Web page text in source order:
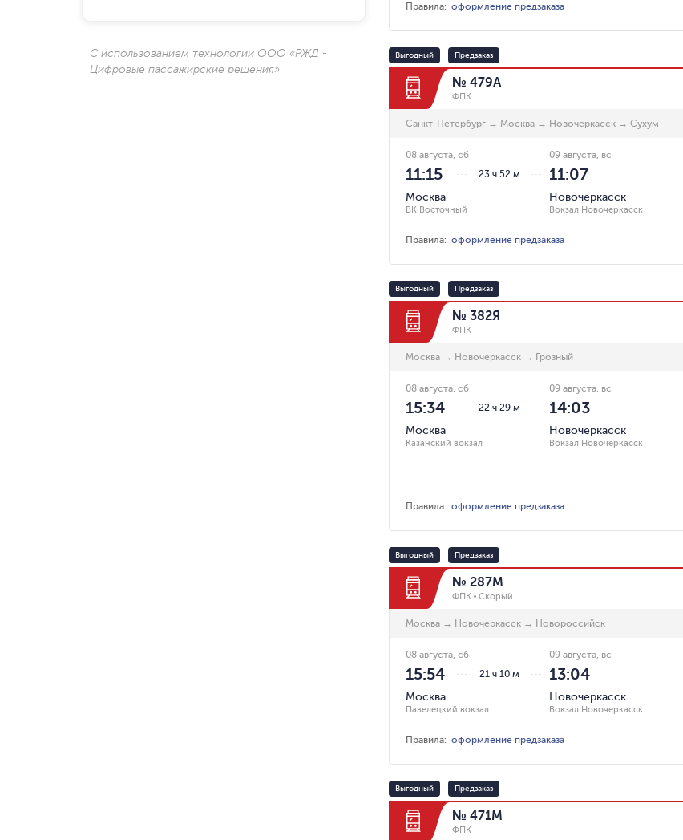
Правила:оформление предзаказа
Выгодный Предзаказ
№ 479А
ФПК
Санкт-Петербург → Москва → Новочеркасск → Сухум
23 ч 52 м
08 августа, сб
11:15
Москва
ВК Восточный
09 августа, вс
11:07
Новочеркасск
Вокзал Новочеркасск
Правила:оформление предзаказа
Выгодный Предзаказ
№ 382Я
ФПК
Москва → Новочеркасск → Грозный
22 ч 29 м
08 августа, сб
15:34
Москва
Казанский вокзал
09 августа, вс
14:03
Новочеркасск
Вокзал Новочеркасск
Правила:оформление предзаказа
Выгодный Предзаказ
№ 287М
ФПК Скорый
Москва → Новочеркасск → Новороссийск
21 ч 10 м
08 августа, сб
15:54
Москва
Павелецкий вокзал
09 августа, вс
13:04
Новочеркасск
Вокзал Новочеркасск
Правила:оформление предзаказа
Выгодный Предзаказ
№ 471М
ФПК
С использованием технологии ООО «РЖД -
Цифровые пассажирские решения»